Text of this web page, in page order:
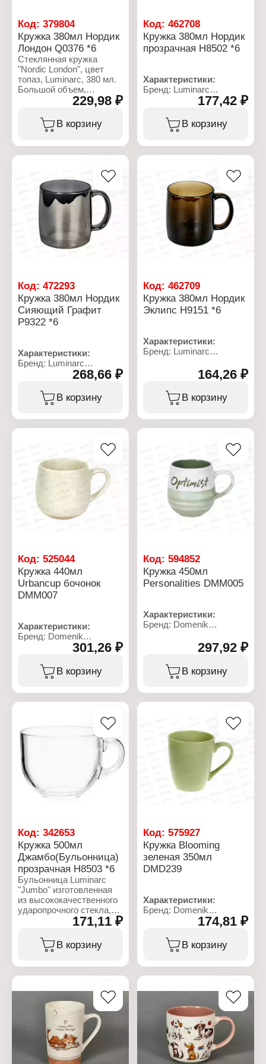
Код: 379804
Кружка 380мл Нордик
Лондон Q0376 *6
Стеклянная кружка
"Nordic London", цвет
топаз, Luminarc, 380 мл.
Большой объем,
толстые стенки, тяжелое
способствуют лучшему
удержанию
холодные - холодными.
Закаленное стекло -
очень прочный и
долговечный материал.
Можно мыть в
посудомоечной машине
и использовать в СВЧ,
но для продления срока
службы рекомендуется
Характеристики:
Бренд: Luminarc
Артикул: Q0376
Коллекция: "Nordic"
Тип товара: Кружка
мыть в посудомоечной
машине, использовать в
Материал: ударопрочное
стекло
Объем: 380 мл
229,98 ₽
В корзину
Код:462708
Кружка 380мл Нордик
прозрачная Н8502 *6
Характеристики:
Бренд: Luminarc
Артикул: H8502
Коллекция: "Nordic"
Тип товара: Кружка
Дополнительно: можно
177,42 ₽
В корзину
Код: 472293
Кружка 380мл Нордик
Сияющий Графит
P9322 *6
Характеристики:
Бренд: Luminarc
Артикул: P9322
Коллекция: "Nordic"
Тип товара: Кружка
Цвет: Shiny Graphite
268,66 ₽
В корзину
Код:462709
Кружка 380мл Нордик
Эклипс Н9151 *6
Характеристики:
Бренд: Luminarc
Коллекция: "Nordic
Тип товара: Кружка
Дополнительно: можно
машине
164,26 ₽
В корзину
Код: 525044
Кружка 440мл
Urbancup бочонок
DMM007
Характеристики:
Бренд: Domenik
Артикул: DMM007
Коллекция: "Urbancup"
Тип товара: Кружка
Цвет: в ассортименте
Материал: керамика
Объем: 440 мл
301,26 ₽
В корзину
Код:594852
Кружка 450мл
Personalities DMM005
Характеристики:
Бренд: Domenik
"Rersonalities"
Тип товара: Кружка
Дизайн: в ассортименте
Высота: 8,5 см
Материал: керамика
297,92 ₽
В корзину
Код: 342653
Кружка 500мл
Джамбо(Бульонница)
прозрачная H8503 *6
Бульонница Luminarc
"Jumbo" изготовленная
из высококачественного
ударопрочного стекла,
оснащена эргономичной
дополнит коллекцию
кухонной посуды и будет
и использовать в
микроволновой печи.
Объем - 500 мл.
Характеристики:
Бренд: Luminarc
Артикул: H8503
Коллекция: "Jumbo"
171,11 ₽
В корзину
Код:575927
Кружка Blooming
зеленая 350мл
DMD239
Характеристики:
Бренд: Domenik
Артикул: DMD239
Коллекция: "Blooming"
Тип товара: Кружка
Цвет: зеленый
машине
Материал: керамика
Объем: 350 мл
174,81 ₽
В корзину